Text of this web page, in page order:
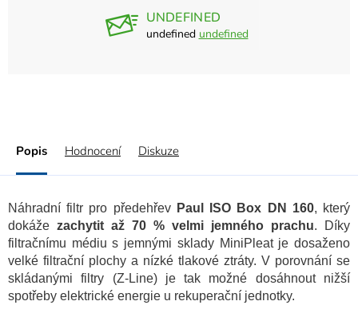
UNDEFINED
undefined undefined
Popis Hodnocení Diskuze
Náhradní filtr pro předehřev Paul ISO Box DN 160, který
dokáže zachytit až 70 % velmi jemného prachu. Díky
filtračnímu médiu s jemnými sklady MiniPleat je dosaženo
velké filtrační plochy a nízké tlakové ztráty. V porovnání se
skládanými filtry (Z-Line) je tak možné dosáhnout nižší
spotřeby elektrické energie u rekuperační jednotky.